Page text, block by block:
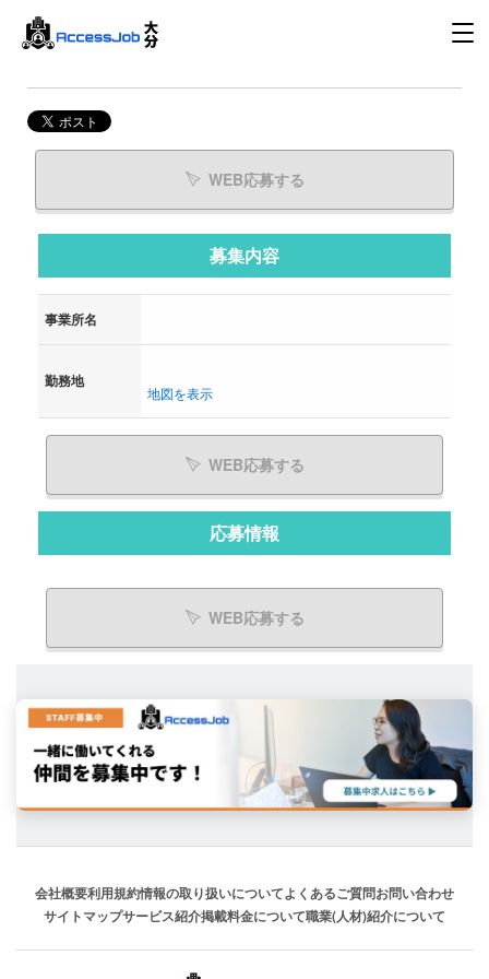
WEB応募する
募集内容
事業所名
勤務地
地図を表示
WEB応募する
応募情報
WEB応募する
会社概要利用規約情報の取り扱いについてよくあるご質問お問い合わせ
サイトマップサービス紹介掲載料金について職業(人材)紹介について